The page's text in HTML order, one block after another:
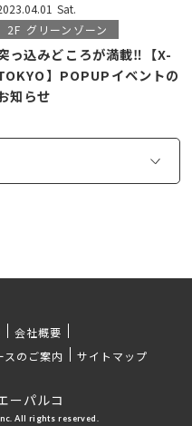
Sat.
2F グリーンゾーン
っ込みどころが満載‼【X-
】POPUPイベントの
知らせ
会社概要
スのご案内
サイトマップ
ーパルコ
All rights reserved.